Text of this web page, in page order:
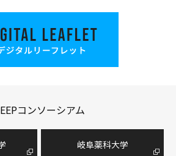
コンソーシアム
岐阜薬科大学